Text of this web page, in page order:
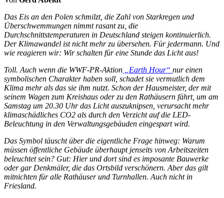
Das Eis an den Polen schmilzt, die Zahl von Starkregen und
Überschwemmungen nimmt rasant zu, die
Durchschnittstemperaturen in Deutschland steigen kontinuierlich.
Der Klimawandel ist nicht mehr zu übersehen. Für jedermann. Und
wie reagieren wir: Wir schalten für eine Stunde das Licht aus!
Toll. Auch wenn die WWF-PR-Aktion „Earth Hour“ nur einen
symbolischen Charakter haben soll, schadet sie vermutlich dem
Klima mehr als das sie ihm nutzt. Schon der Hausmeister, der mit
seinem Wagen zum Kreishaus oder zu den Rathäusern fährt, um am
Samstag um 20.30 Uhr das Licht auszuknipsen, verursacht mehr
klimaschädliches CO2 als durch den Verzicht auf die LED-
Beleuchtung in den Verwaltungsgebäuden eingespart wird.
Das Symbol täuscht über die eigentliche Frage hinweg: Warum
müssen öffentliche Gebäude überhaupt jenseits von Arbeitszeiten
beleuchtet sein? Gut: Hier und dort sind es imposante Bauwerke
oder gar Denkmäler, die das Ortsbild verschönern. Aber das gilt
mitnichten für alle Rathäuser und Turnhallen. Auch nicht in
Friesland.